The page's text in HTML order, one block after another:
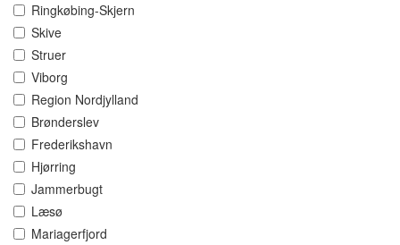
Ringkøbing-Skjern
Skive
Struer
Viborg
Region Nordjylland
Brønderslev
Frederikshavn
Hjørring
Jammerbugt
Læsø
Mariagerfjord